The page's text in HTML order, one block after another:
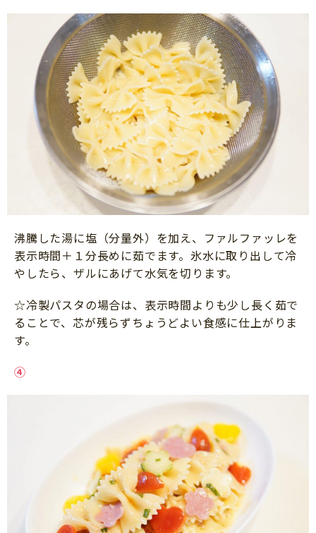
沸騰した湯に塩（分量外）を加え、ファルファッレを
表示時間＋１分長めに茹でます。氷水に取り出して冷
やしたら、ザルにあげて水気を切ります。
☆冷製パスタの場合は、表示時間よりも少し長く茹で
ることで、芯が残らずちょうどよい食感に仕上がりま
す。
④